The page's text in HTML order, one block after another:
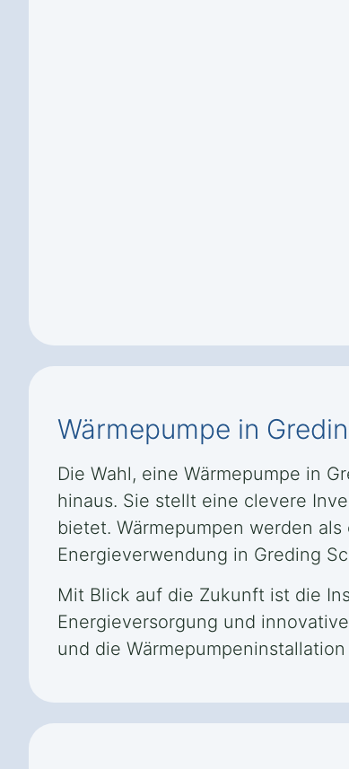
Wärmepumpe in
Die Wahl, eine Wärmepumpe in
hinaus. Sie stellt eine clevere
bietet. Wärmepumpen werden
Energieverwendung in Greding
Mit Blick auf die Zukunft ist die
Energieversorgung und
und die